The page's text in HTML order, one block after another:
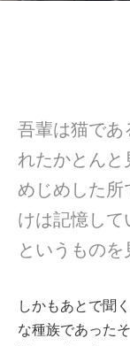
吾輩は猫であ
れたかとん
めじめした
けは記憶し
というものを
しかもあとで聞
な種族であった